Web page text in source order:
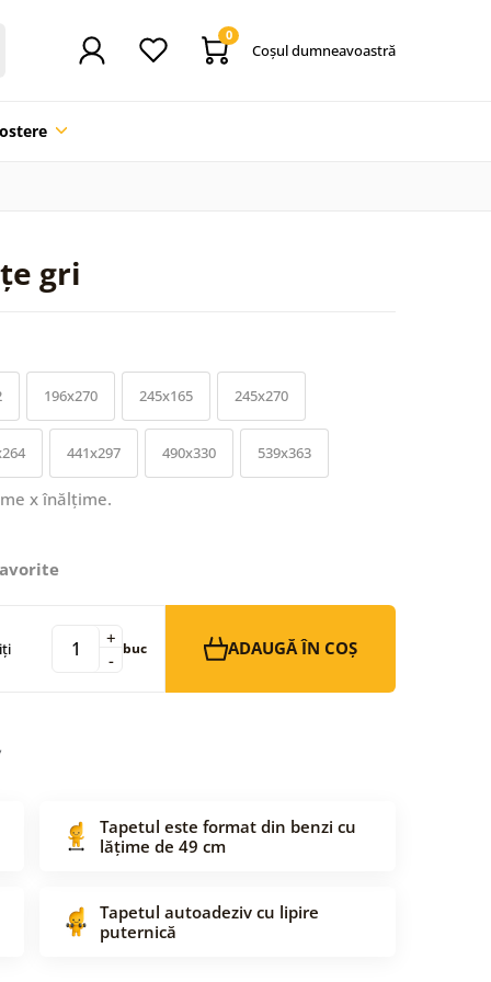
0
Coşul dumneavoastră
gri
196x270 245x165 245x270
441x297 490x330 539x363
x înălțime.
-
+ buc ADAUGĂ ÎN COȘ
Tapetul este format din benzi cu
lățime de 49 cm
Tapetul autoadeziv cu lipire
puternică